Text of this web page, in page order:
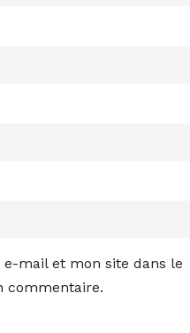
mail et mon site dans le
commentaire.